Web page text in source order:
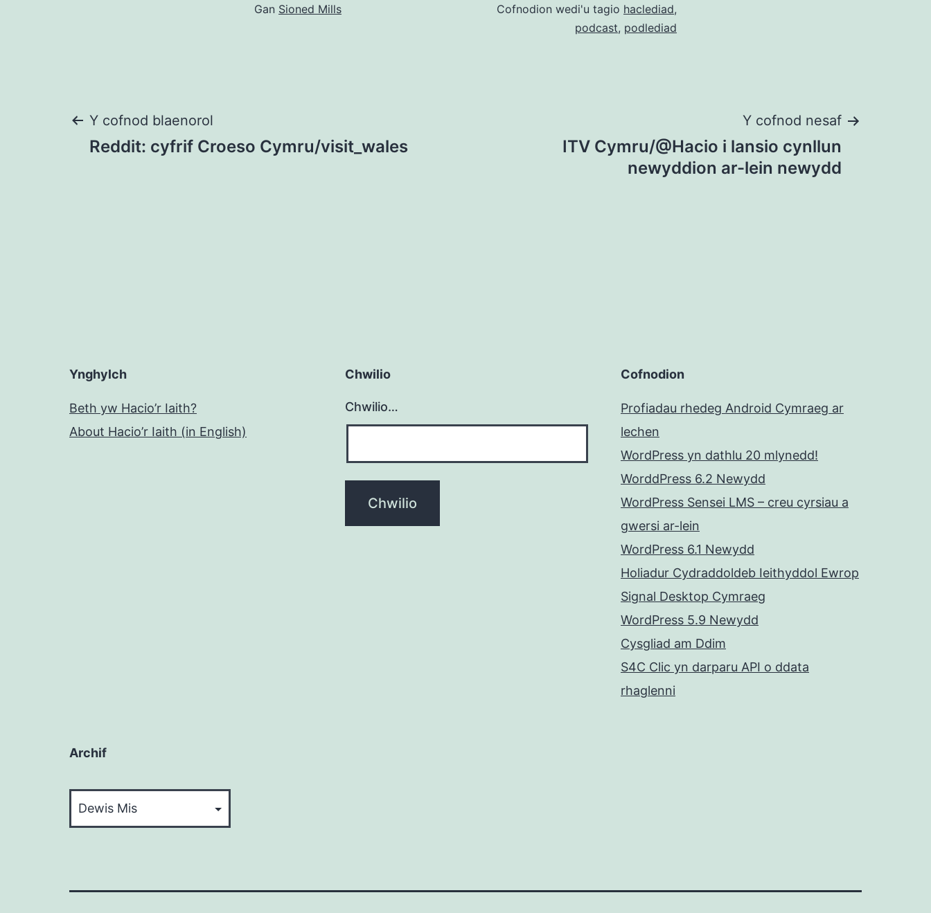
Gan Sioned Mills
Cofnodion wedi'u tagio haclediad,
podcast, podlediad
Llywio
Y cofnod blaenorol
Reddit: cyfrif Croeso Cymru/visit_wales
Y cofnod nesaf
ITV Cymru/@Hacio i lansio cynllun
newyddion ar-lein newydd
Ynghylch
Beth yw Hacio’r Iaith?
About Hacio’r Iaith (in English)
Chwilio
Chwilio…
Cofnodion
Profiadau rhedeg Android Cymraeg ar
lechen
WordPress yn dathlu 20 mlynedd!
WorddPress 6.2 Newydd
WordPress Sensei LMS – creu cyrsiau a
gwersi ar-lein
WordPress 6.1 Newydd
Holiadur Cydraddoldeb Ieithyddol Ewrop
Signal Desktop Cymraeg
WordPress 5.9 Newydd
Cysgliad am Ddim
S4C Clic yn darparu API o ddata
rhaglenni
Archif